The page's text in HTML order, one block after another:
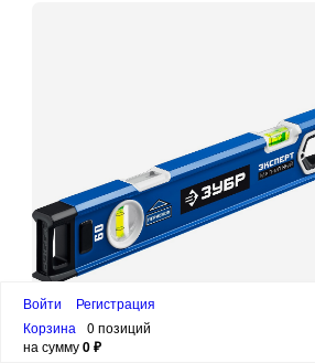
Войти
Регистрация
Корзина
0 позиций
на сумму0 ₽